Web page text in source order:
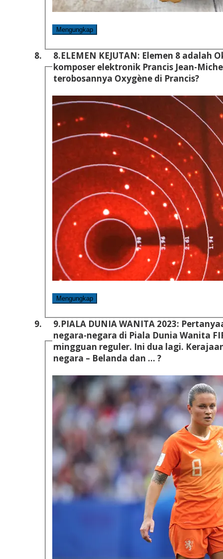
Mengungkap
8.ELEMEN KEJUTAN: Elemen 8 adalah Oksigen. Kapan
komposer elektronik Prancis Jean-
terobosannya Oxygène di Prancis?
Mengungkap
9.PIALA DUNIA WANITA 2023:
negara-negara di Piala Dunia Wanita
mingguan reguler. Ini dua lagi. Kerajaan Belanda terdiri dari empat
negara – Belanda dan … ?